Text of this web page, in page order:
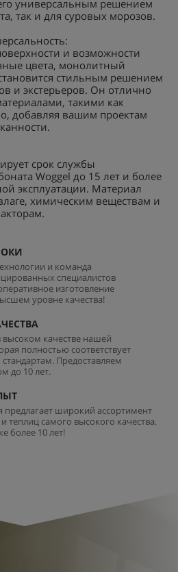
универсальным решением
так и для суровых морозов.
и возможности
цвета, монолитный
стильным решением
и экстерьеров. Он отлично
такими как
добавляя вашим проектам
срок службы
Woggel до 15 лет и более
эксплуатации. Материал
химическим веществам и
и команда
специалистов
изготовление
уровне качества!
качестве нашей
полностью соответствует
Предоставляем
до 10 лет.
широкий ассортимент
теплиц самого высокого качества.
более 10 лет!